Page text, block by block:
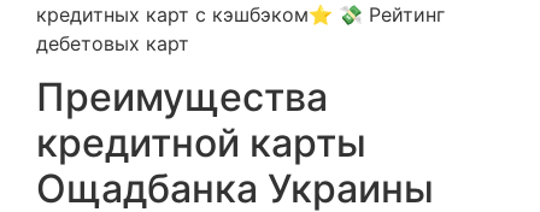
кредитных карт с кэшбэком⭐ 💸 Рейтинг
дебетовых карт
Преимущества
кредитной карты
Ощадбанка Украины